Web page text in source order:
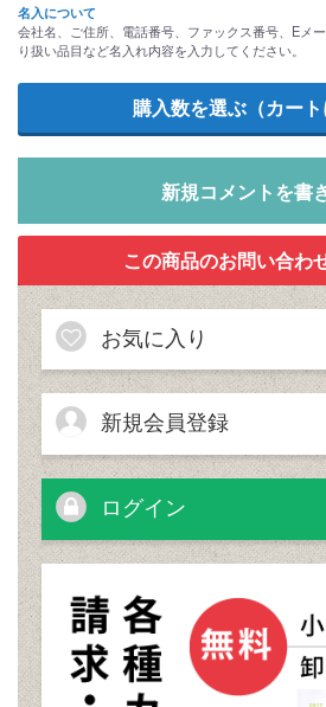
名入について
会社名、ご住所、電話番号、ファックス番号、Eメ
り扱い品目など名入れ内容を入力してください。
新規コメントを書
お気に入り
新規会員登録
ログイン